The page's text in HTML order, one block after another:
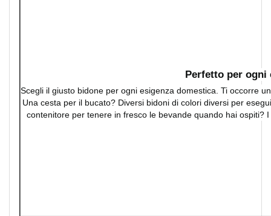
Perfetto per ogni
Scegli il giusto bidone per ogni esigenza domestica. Ti occorre
Una cesta per il bucato? Diversi bidoni di colori diversi per
contenitore per tenere in fresco le bevande quando hai ospiti?